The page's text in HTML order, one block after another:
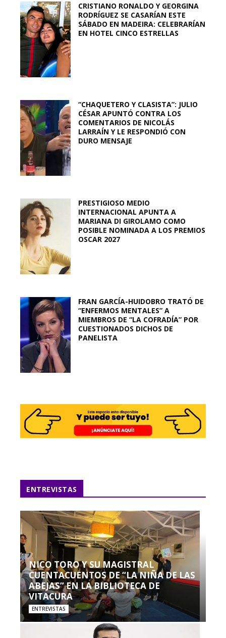
CRISTIANO RONALDO Y GEORGINA
RODRÍGUEZ SE CASARÍAN ESTE
SÁBADO EN MADEIRA: CELEBRARÍAN
EN HOTEL CINCO ESTRELLAS
“CHAQUETERO Y CLASISTA”: JULIO
CÉSAR APUNTÓ CONTRA LOS
COMENTARIOS DE NICOLÁS
LARRAÍN Y LE RESPONDIÓ CON
DURO MENSAJE
PRESTIGIOSO MEDIO
INTERNACIONAL APUNTA A
MARIANA DI GIROLAMO COMO
POSIBLE NOMINADA A LOS PREMIOS
OSCAR 2027
FRAN GARCÍA-HUIDOBRO TRATÓ DE
“ENFERMOS MENTALES” A
MIEMBROS DE “LA COFRADÍA” POR
CUESTIONADOS DICHOS DE
PANELISTA
ENTREVISTAS
NICO TORO Y SU MAGISTRAL
CUENTACUENTOS DE “LA NIÑA DE LAS
ABEJAS” EN LA BIBLIOTECA DE
VITACURA
ENTREVISTAS